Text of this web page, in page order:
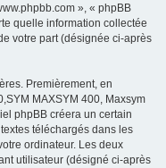
», « phpBB
quelle information collectée
votre part (désignée ci-après
Premièrement, en
MAXSYM 400, Maxsym
phpBB créera un certain
téléchargés dans les
ordinateur. Les deux
utilisateur (désigné ci-après